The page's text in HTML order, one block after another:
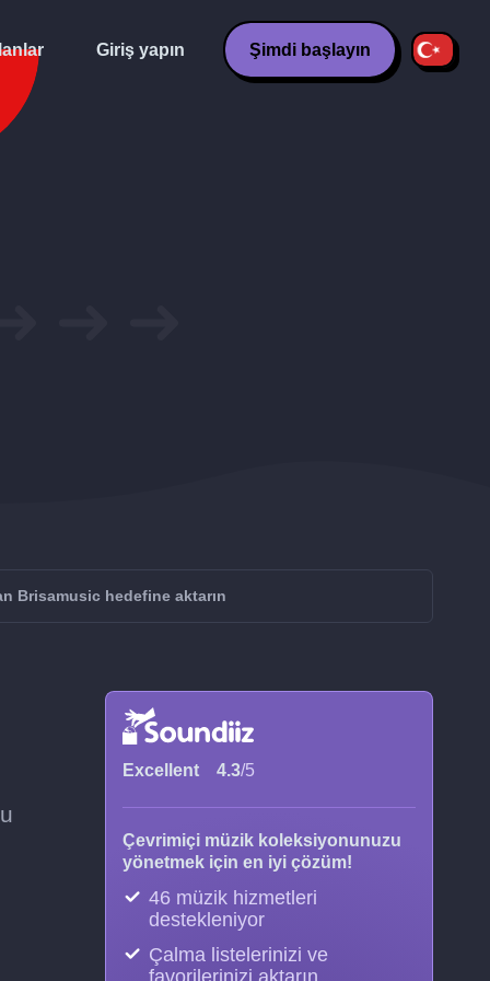
Giriş yapın Şimdi başlayın
Brisamusic hedefine aktarın
Excellent 4.3/5
Çevrimiçi müzik koleksiyonunuzu
yönetmek için en iyi çözüm!
46 müzik hizmetleri
destekleniyor
Çalma listelerinizi ve
favorilerinizi aktarın